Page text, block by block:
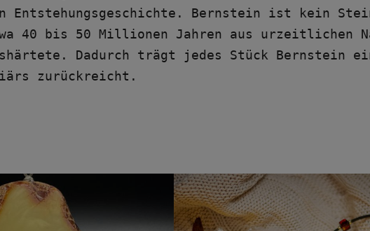
Entstehungsgeschichte. Bernstein ist kein
40 bis 50 Millionen Jahren aus urzeitlichen
Dadurch trägt jedes Stück Bernstein
zurückreicht.